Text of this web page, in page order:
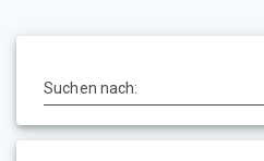
Suchen nach: